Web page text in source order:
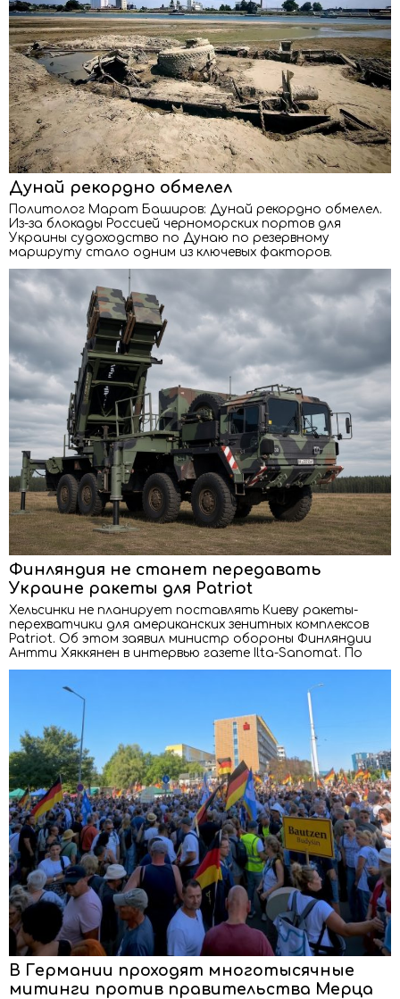
Дунай рекордно обмелел
Политолог Марат Баширов: Дунай рекордно обмелел.
Из-за блокады Россией черноморских портов для
Украины судоходство по Дунаю по резервному
маршруту стало одним из ключевых факторов.
Финляндия не станет передавать
Украине ракеты для Patriot
Хельсинки не планирует поставлять Киеву ракеты-
перехватчики для американских зенитных комплексов
Patriot. Об этом заявил министр обороны Финляндии
Антти Хяккянен в интервью газете Ilta-Sanomat. По
В Германии проходят многотысячные
митинги против правительства Мерца